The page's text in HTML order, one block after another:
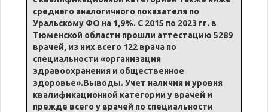
среднего аналогичного показателя по
Уральскому ФО на 1,9%. С 2015 по 2023 гг. в
Тюменской области прошли аттестацию 5289
врачей, из них всего 122 врача по
специальности «организация
здравоохранения и общественное
здоровье».Выводы. Учет наличия и уровня
квалификационной категории у врачей и
прежде всего у врачей по специальности